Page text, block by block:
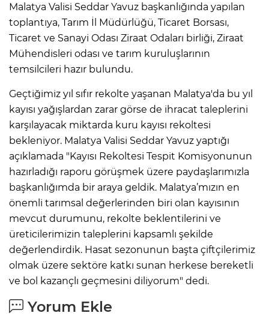
Malatya Valisi Seddar Yavuz başkanlığında yapılan
toplantıya, Tarım İl Müdürlüğü, Ticaret Borsası,
Ticaret ve Sanayi Odası Ziraat Odaları birliği, Ziraat
Mühendisleri odası ve tarım kuruluşlarının
temsilcileri hazır bulundu.
Geçtiğimiz yıl sıfır rekolte yaşanan Malatya'da bu yıl
kayısı yağışlardan zarar görse de ihracat taleplerini
karşılayacak miktarda kuru kayısı rekoltesi
bekleniyor. Malatya Valisi Seddar Yavuz yaptığı
açıklamada "Kayısı Rekoltesi Tespit Komisyonunun
hazırladığı raporu görüşmek üzere paydaşlarımızla
başkanlığımda bir araya geldik. Malatya’mızın en
önemli tarımsal değerlerinden biri olan kayısının
mevcut durumunu, rekolte beklentilerini ve
üreticilerimizin taleplerini kapsamlı şekilde
değerlendirdik. Hasat sezonunun başta çiftçilerimiz
olmak üzere sektöre katkı sunan herkese bereketli
ve bol kazançlı geçmesini diliyorum" dedi.
Yorum Ekle